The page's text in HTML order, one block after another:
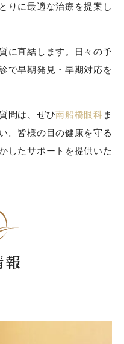
りに最適な治療を提案し
に直結します。日々の予
で早期発見・早期対応を
問は、ぜひ南船橋眼科 ま
。皆様の目の健康を守る
したサポートを提供いた